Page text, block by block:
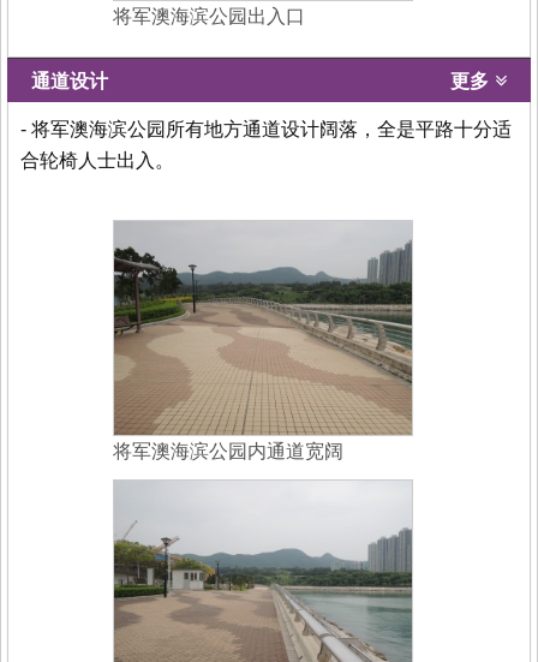
将军澳海滨公园出入口
通道设计 更多
- 将军澳海滨公园所有地方通道设计阔落，全是平路十分适
合轮椅人士出入。
将军澳海滨公园内通道宽阔